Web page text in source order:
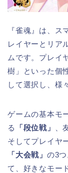
『雀魂』は、
レイヤーとリア
ムです。プレイ
樹」といった個
して選択し、様
ゲームの基本モ
る
「段位戦」 、
そしてプレイヤ
「大会戦」 の3
て、好きなモー